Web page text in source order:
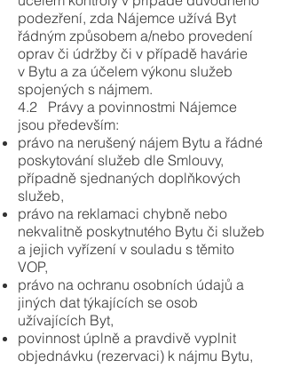
podezření, zda Nájemce užívá Byt
řádným způsobem a/nebo provedení
oprav či údržby či v případě havárie
v Bytu a za účelem výkonu služeb
spojených s nájmem.
4.2 Právy a povinnostmi Nájemce
jsou především:
právo na nerušený nájem Bytu a řádné
poskytování služeb dle Smlouvy,
případně sjednaných doplňkových
služeb,
právo na reklamaci chybně nebo
nekvalitně poskytnutého Bytu či služeb
a jejich vyřízení v souladu s těmito
VOP,
právo na ochranu osobních údajů a
jiných dat týkajících se osob
užívajících Byt,
povinnost úplně a pravdivě vyplnit
objednávku (rezervaci) k nájmu Bytu,